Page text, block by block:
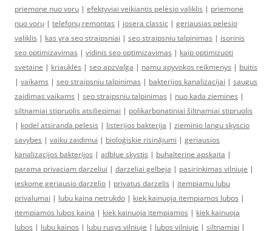
priemone nuo voru | efektyviai veikiantis pelėsio valiklis | priemonė
nuo vorų | telefonų remontas | josera classic | geriausias pelesio
valiklis | kas yra seo straipsniai | seo straipsniu talpinimas | isorinis
seo optimizavimas | vidinis seo optimizavimas | kaip optimizuoti
svetaine | kriaukles | seo apzvalga | namu apyvokos reikmenys | buitis
| vaikams | seo straipsniu talpinimas | bakterijos kanalizacijai | saugus
zaidimas vaikams | seo straipsniu talpinimas | nuo kada ziemines |
siltnamiai stipruolis atsiliepimai | polikarbonatiniai šiltnamiai stipruolis
| kodel atsiranda pelesis | listerijos bakterija | zieminio langu skyscio
savybes | vaiku zaidimui | bioloģiskie risinājumi | geriausios
kanalizacijos bakterijos | adblue skystis | buhalterine apskaita |
parama privaciam darzeliui | darzeliai gelbeja | pasirinkimas vilniuje |
ieskome geriausio darzelio | privatus darzelis | itempiamu lubu
privalumai | lubu kaina netrukdo | kiek kainuoja itempiamos lubos |
itempiamos lubos kaina | kiek kainuoja itempiamos | kiek kainuoja
lubos | lubu kainos | lubu rusys vilniuje | lubos vilniuje | siltnamiai |